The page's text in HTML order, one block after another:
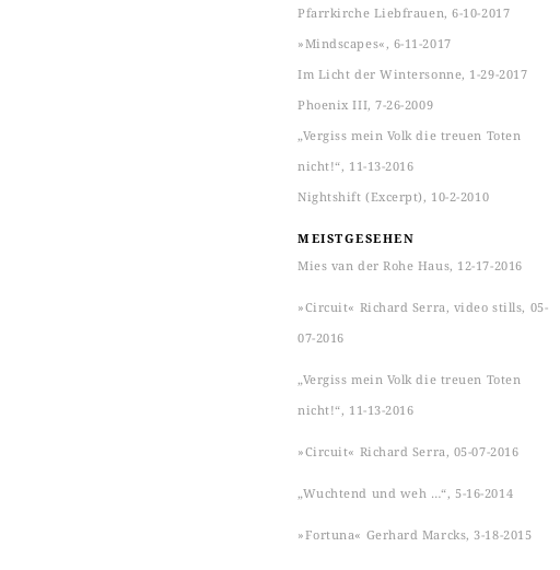
Pfarrkirche Liebfrauen, 6-10-2017
»Mindscapes«, 6-11-2017
Im Licht der Wintersonne, 1-29-2017
Phoenix III, 7-26-2009
„Vergiss mein Volk die treuen Toten
nicht!“, 11-13-2016
Nightshift (Excerpt), 10-2-2010
MEISTGESEHEN
Mies van der Rohe Haus, 12-17-2016
»Circuit« Richard Serra, video stills, 05-
07-2016
„Vergiss mein Volk die treuen Toten
nicht!“, 11-13-2016
»Circuit« Richard Serra, 05-07-2016
„Wuchtend und weh …“, 5-16-2014
»Fortuna« Gerhard Marcks, 3-18-2015